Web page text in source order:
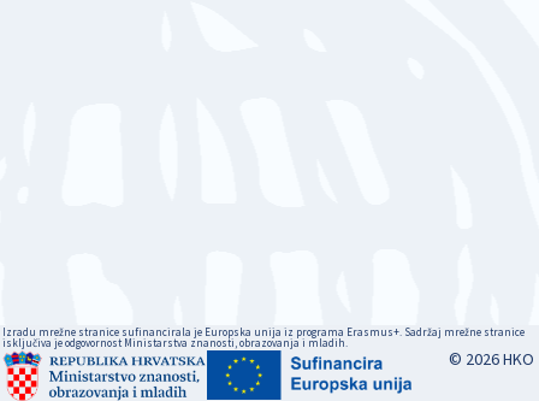
Izradu mrežne stranice sufinancirala je Europska unija iz programa Erasmus+. Sadržaj mrežne stranice
isključiva je odgovornost Ministarstva znanosti, obrazovanja i mladih.
© 2026 HKO